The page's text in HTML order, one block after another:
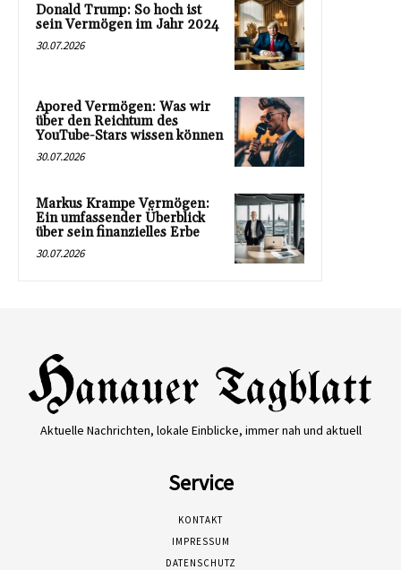
Donald Trump: So hoch ist
sein Vermögen im Jahr 2024
30.07.2026
Apored Vermögen: Was wir
über den Reichtum des
YouTube-Stars wissen können
30.07.2026
Markus Krampe Vermögen:
Ein umfassender Überblick
über sein finanzielles Erbe
30.07.2026
Aktuelle Nachrichten, lokale Einblicke, immer nah und aktuell
Service
KONTAKT
IMPRESSUM
DATENSCHUTZ